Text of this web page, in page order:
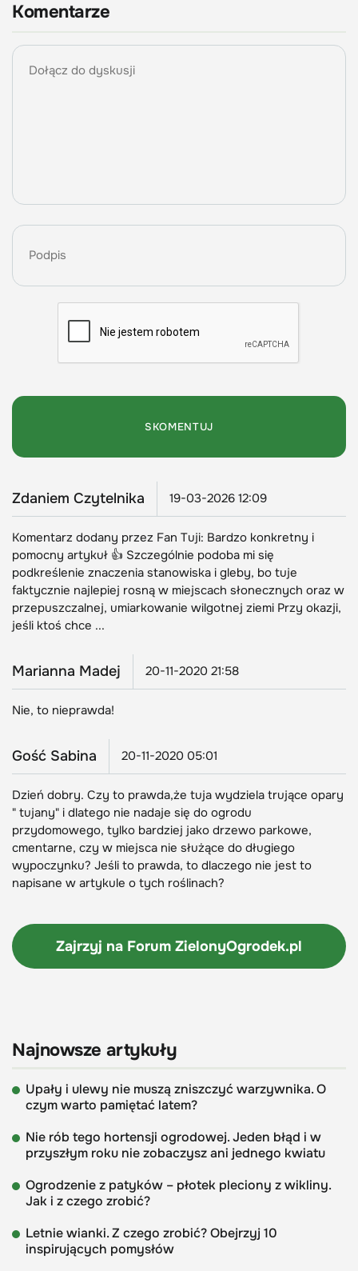
Komentarze
Zdaniem Czytelnika 19-03-2026 12:09
Komentarz dodany przez Fan Tuji: Bardzo konkretny i
pomocny artykuł 👍 Szczególnie podoba mi się
podkreślenie znaczenia stanowiska i gleby, bo tuje
faktycznie najlepiej rosną w miejscach słonecznych oraz w
przepuszczalnej, umiarkowanie wilgotnej ziemi Przy okazji,
jeśli ktoś chce ...
Marianna Madej 20-11-2020 21:58
Nie, to nieprawda!
Gość Sabina 20-11-2020 05:01
Dzień dobry. Czy to prawda,że tuja wydziela trujące opary
" tujany" i dlatego nie nadaje się do ogrodu
przydomowego, tylko bardziej jako drzewo parkowe,
cmentarne, czy w miejsca nie służące do długiego
wypoczynku? Jeśli to prawda, to dlaczego nie jest to
napisane w artykule o tych roślinach?
Zajrzyj na Forum ZielonyOgrodek.pl
Najnowsze artykuły
Upały i ulewy nie muszą zniszczyć warzywnika. O
czym warto pamiętać latem?
Nie rób tego hortensji ogrodowej. Jeden błąd i w
przyszłym roku nie zobaczysz ani jednego kwiatu
Ogrodzenie z patyków – płotek pleciony z wikliny.
Jak i z czego zrobić?
Letnie wianki. Z czego zrobić? Obejrzyj 10
inspirujących pomysłów